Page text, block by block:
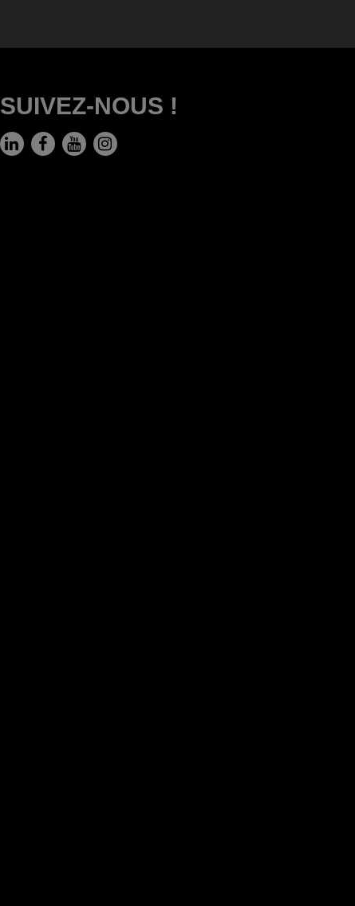
SUIVEZ-NOUS !